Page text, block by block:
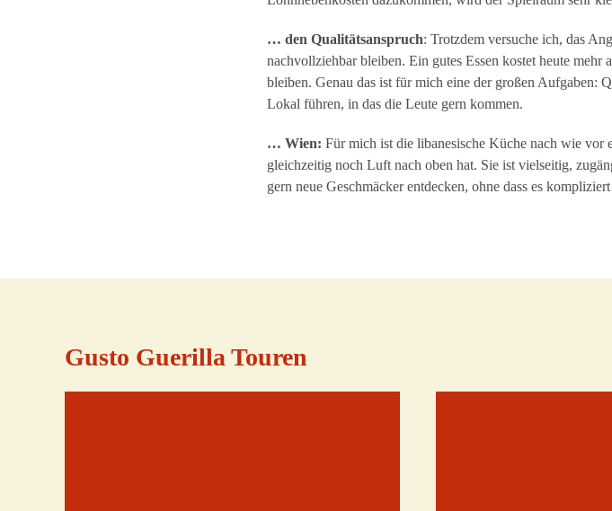
… den Qualitätsanspruch: Trotzdem versuche ich, das
nachvollziehbar bleiben. Ein gutes Essen kostet heute mehr
bleiben. Genau das ist für mich eine der großen Aufgaben:
Lokal führen, in das die Leute gern kommen.
… Wien: Für mich ist die libanesische Küche nach wie vor
gleichzeitig noch Luft nach oben hat. Sie ist vielseitig,
gern neue Geschmäcker entdecken, ohne dass es
Gusto Guerilla Touren